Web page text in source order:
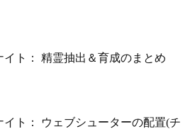
イト： 精霊抽出＆育成のまとめ
イト： ウェブシューターの配置(チ